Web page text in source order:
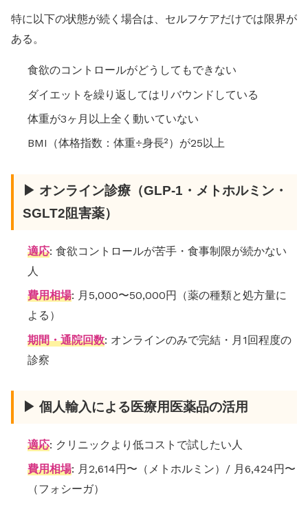
特に以下の状態が続く場合は、セルフケアだけでは限界が
ある。
食欲のコントロールがどうしてもできない
ダイエットを繰り返してはリバウンドしている
体重が3ヶ月以上全く動いていない
BMI（体格指数：体重÷身長²）が25以上
▶ オンライン診療（GLP-1・メトホルミン・
SGLT2阻害薬）
適応: 食欲コントロールが苦手・食事制限が続かない
人
費用相場: 月5,000〜50,000円（薬の種類と処方量に
よる）
期間・通院回数: オンラインのみで完結・月1回程度の
診察
▶ 個人輸入による医療用医薬品の活用
適応: クリニックより低コストで試したい人
費用相場: 月2,614円〜（メトホルミン）/ 月6,424円〜
（フォシーガ）